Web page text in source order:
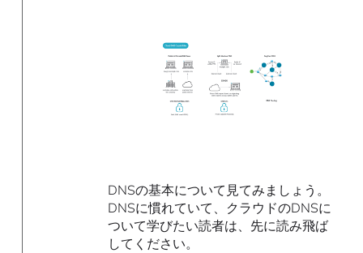
DNSの基本について見てみましょう。
DNSに慣れていて、クラウドのDNSに
ついて学びたい読者は、先に読み飛ば
してください。